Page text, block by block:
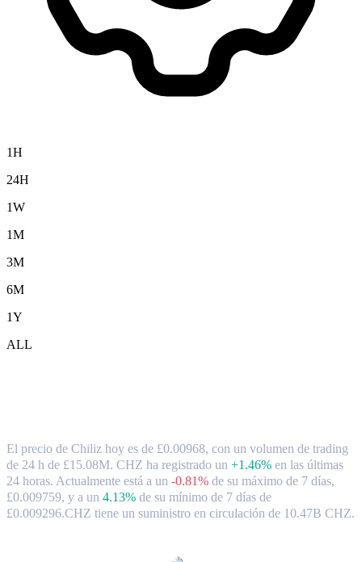
1H
24H
1W
1M
3M
6M
1Y
ALL
El precio de Chiliz hoy es de £0.00968, con un volumen de trading
de 24 h de £15.08M. CHZ ha registrado un +1.46% en las últimas
24 horas. Actualmente está a un -0.81% de su máximo de 7 días,
£0.009759, y a un 4.13% de su mínimo de 7 días de
£0.009296.CHZ tiene un suministro en circulación de 10.47B CHZ.